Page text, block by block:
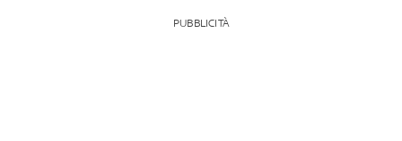
PUBBLICITÀ